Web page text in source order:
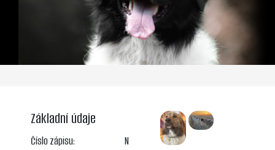
Základní údaje
Číslo zápisu:
N